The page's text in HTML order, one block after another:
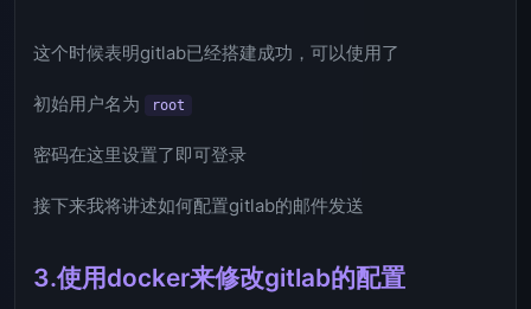
这个时候表明gitlab已经搭建成功，可以使用了
初始用户名为 root
密码在这里设置了即可登录
接下来我将讲述如何配置gitlab的邮件发送
3.使用docker来修改gitlab的配置